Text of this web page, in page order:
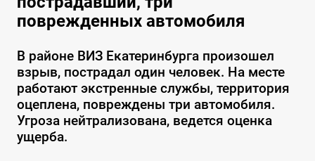
поврежденных автомобиля
В районе ВИЗ Екатеринбурга произошел
взрыв, пострадал один человек. На месте
работают экстренные службы, территория
оцеплена, повреждены три автомобиля.
Угроза нейтрализована, ведется оценка
ущерба.